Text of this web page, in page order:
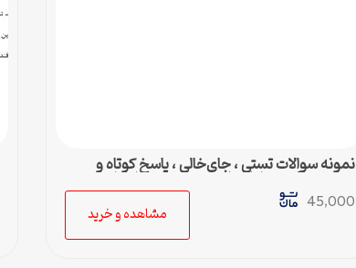
نمونه سوالات تستی ، جای‌خالی ، پاسخ کوتاه و
تشریحی 3 درس اول علوم تجربی پنجم ابتدایی
45,000
مشاهده و خرید